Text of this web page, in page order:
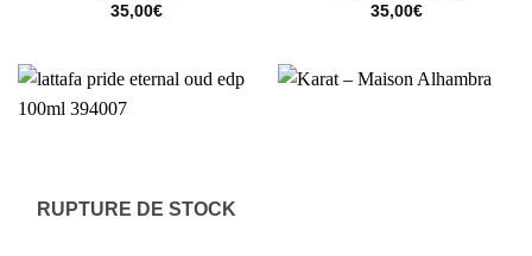
35,00€
35,00€
RUPTURE DE STOCK